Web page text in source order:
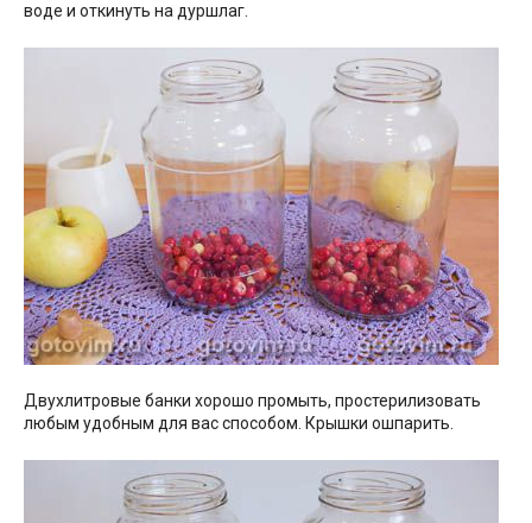
воде и откинуть на дуршлаг.
Двухлитровые банки хорошо промыть, простерилизовать
любым удобным для вас способом. Крышки ошпарить.